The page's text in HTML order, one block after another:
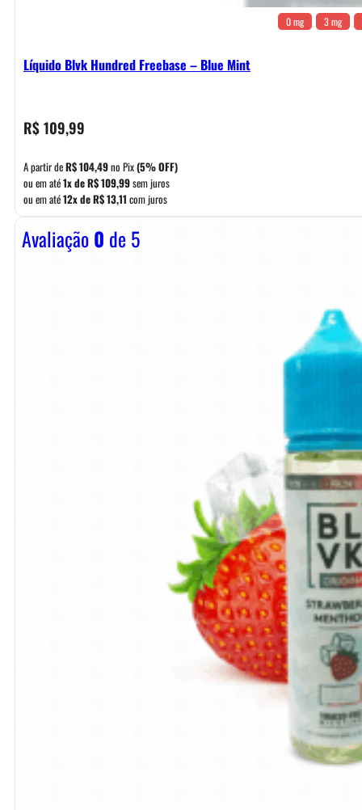
0 mg 3 mg
Líquido Blvk Hundred Freebase – Blue Mint
R$109,99
A partir deR$104,49no Pix(5% OFF)
ou em até1x deR$109,99sem juros
ou em até12x deR$13,11 com juros
Avaliação0 de 5